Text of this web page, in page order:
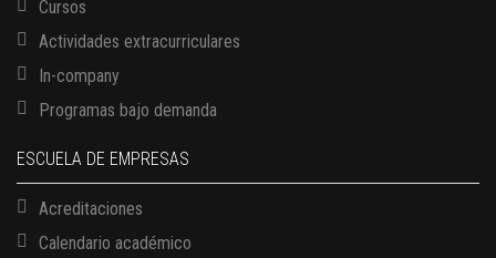
Cursos
Actividades extracurriculares
In-company
Programas bajo demanda
ESCUELA DE EMPRESAS
Acreditaciones
Calendario académico